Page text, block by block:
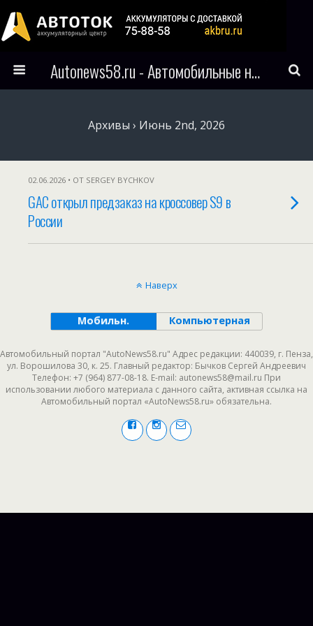
Autonews58.ru - Автомобильные новости Пензы и всего мира
Архивы › Июнь 2nd, 2026
02.06.2026 • ОТ SERGEY BYCHKOV
GAC открыл предзаказ на кроссовер S9 в
России
Наверх
Мобильн. Компьютерная
Автомобильный портал "AutoNews58.ru" Адрес редакции: 440039, г. Пенза,
ул. Ворошилова 30, к. 25. Главный редактор: Бычков Сергей Андреевич
Телефон: +7 (964) 877-08-18. E-mail: autonews58@mail.ru При
использовании любого материала с данного сайта, активная ссылка на
Автомобильный портал «AutoNews58.ru» обязательна.